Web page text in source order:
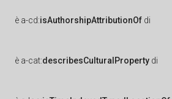
è a-cd:isAuthorshipAttributionOf di
è a-cat:describesCulturalProperty di